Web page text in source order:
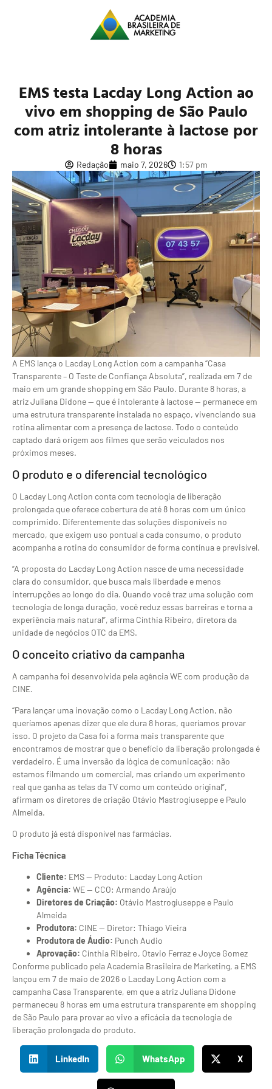
EMS testa Lacday Long Action ao
vivo em shopping de São Paulo
com atriz intolerante à lactose por
8 horas
Redação maio 7, 2026 1:57 pm
A EMS lança o Lacday Long Action com a campanha “Casa
Transparente – O Teste de Confiança Absoluta”, realizada em 7 de
maio em um grande shopping em São Paulo. Durante 8 horas, a
atriz Juliana Didone — que é intolerante à lactose — permanece em
uma estrutura transparente instalada no espaço, vivenciando sua
rotina alimentar com a presença de lactose. Todo o conteúdo
captado dará origem aos filmes que serão veiculados nos
próximos meses.
O produto e o diferencial tecnológico
O Lacday Long Action conta com tecnologia de liberação
prolongada que oferece cobertura de até 8 horas com um único
comprimido. Diferentemente das soluções disponíveis no
mercado, que exigem uso pontual a cada consumo, o produto
acompanha a rotina do consumidor de forma contínua e previsível.
“A proposta do Lacday Long Action nasce de uma necessidade
clara do consumidor, que busca mais liberdade e menos
interrupções ao longo do dia. Quando você traz uma solução com
tecnologia de longa duração, você reduz essas barreiras e torna a
experiência mais natural”, afirma Cínthia Ribeiro, diretora da
unidade de negócios OTC da EMS.
O conceito criativo da campanha
A campanha foi desenvolvida pela agência WE com produção da
CINE.
“Para lançar uma inovação como o Lacday Long Action, não
queríamos apenas dizer que ele dura 8 horas, queríamos provar
isso. O projeto da Casa foi a forma mais transparente que
encontramos de mostrar que o benefício da liberação prolongada é
verdadeiro. É uma inversão da lógica de comunicação: não
estamos filmando um comercial, mas criando um experimento
real que ganha as telas da TV como um conteúdo original”,
afirmam os diretores de criação Otávio Mastrogiuseppe e Paulo
Almeida.
O produto já está disponível nas farmácias.
Ficha Técnica
Cliente: EMS — Produto: Lacday Long Action
Agência: WE — CCO: Armando Araújo
Diretores de Criação: Otávio Mastrogiuseppe e Paulo
Almeida
Produtora: CINE — Diretor: Thiago Vieira
Produtora de Áudio: Punch Audio
Aprovação: Cínthia Ribeiro, Otavio Ferraz e Joyce Gomez
Conforme publicado pela Academia Brasileira de Marketing, a EMS
lançou em 7 de maio de 2026 o Lacday Long Action com a
campanha Casa Transparente, em que a atriz Juliana Didone
permaneceu 8 horas em uma estrutura transparente em shopping
de São Paulo para provar ao vivo a eficácia da tecnologia de
liberação prolongada do produto.
LinkedIn WhatsApp X